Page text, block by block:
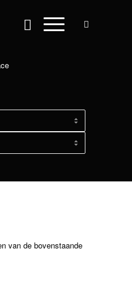
van de bovenstaande